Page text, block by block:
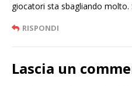
giocatori sta sbagliando molto.
RISPONDI
Lascia un